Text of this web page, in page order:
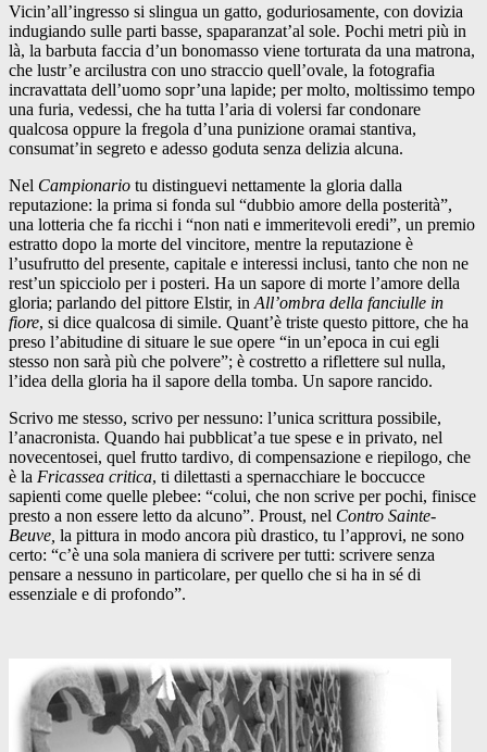
Vicin’all’ingresso si slingua un gatto, goduriosamente, con dovizia
indugiando sulle parti basse, spaparanzat’al sole. Pochi metri più in
là, la barbuta faccia d’un bonomasso viene torturata da una matrona,
che lustr’e arcilustra con uno straccio quell’ovale, la fotografia
incravattata dell’uomo sopr’una lapide; per molto, moltissimo tempo
una furia, vedessi, che ha tutta l’aria di volersi far condonare
qualcosa oppure la fregola d’una punizione oramai stantiva,
consumat’in segreto e adesso goduta senza delizia alcuna.
Nel Campionario tu distinguevi nettamente la gloria dalla
reputazione: la prima si fonda sul “dubbio amore della posterità”,
una lotteria che fa ricchi i “non nati e immeritevoli eredi”, un premio
estratto dopo la morte del vincitore, mentre la reputazione è
l’usufrutto del presente, capitale e interessi inclusi, tanto che non ne
rest’un spicciolo per i posteri. Ha un sapore di morte l’amore della
gloria; parlando del pittore Elstir, in All’ombra della fanciulle in
fiore, si dice qualcosa di simile. Quant’è triste questo pittore, che ha
preso l’abitudine di situare le sue opere “in un’epoca in cui egli
stesso non sarà più che polvere”; è costretto a riflettere sul nulla,
l’idea della gloria ha il sapore della tomba. Un sapore rancido.
Scrivo me stesso, scrivo per nessuno: l’unica scrittura possibile,
l’anacronista. Quando hai pubblicat’a tue spese e in privato, nel
novecentosei, quel frutto tardivo, di compensazione e riepilogo, che
è la Fricassea critica, ti dilettasti a spernacchiare le boccucce
sapienti come quelle plebee: “colui, che non scrive per pochi, finisce
presto a non essere letto da alcuno”. Proust, nel Contro Sainte-
Beuve, la pittura in modo ancora più drastico, tu l’approvi, ne sono
certo: “c’è una sola maniera di scrivere per tutti: scrivere senza
pensare a nessuno in particolare, per quello che si ha in sé di
essenziale e di profondo”.